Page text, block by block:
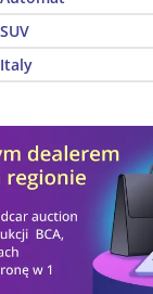
SUV
Italy